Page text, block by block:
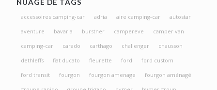
NUAGE DE TAGS
accessoires camping-car adria aire camping-car
autostar
aventure
bavaria burstner campereve
camper van
camping-car
carado carthago challenger
chausson
dethleffs
fiat ducato fleurette ford
ford custom
ford transit
fourgon fourgon amenage
fourgon aménagé